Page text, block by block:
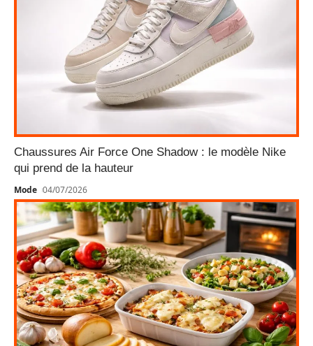
Chaussures Air Force One Shadow : le modèle Nike
qui prend de la hauteur
Mode 04/07/2026